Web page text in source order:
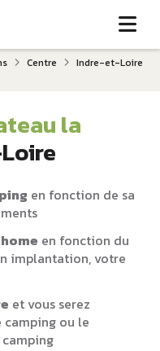
Centre
Indre-et-Loire
la
en fonction de sa
en fonction du
implantation, votre
et vous serez
ou le